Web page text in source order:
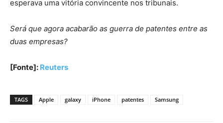
esperava uma vitória convincente nos tribunais.
Será que agora acabarão as guerra de patentes entre as
duas empresas?
[Fonte]: Reuters
TAGS Apple galaxy iPhone patentes Samsung